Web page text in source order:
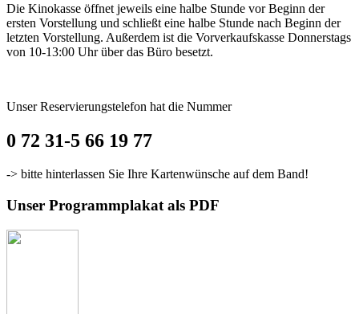
Die Kinokasse öffnet jeweils eine halbe Stunde vor Beginn der
ersten Vorstellung und schließt eine halbe Stunde nach Beginn der
letzten Vorstellung. Außerdem ist die Vorverkaufskasse Donnerstags
von 10-13:00 Uhr über das Büro besetzt.
Unser Reservierungstelefon hat die Nummer
0 72 31-5 66 19 77
-> bitte hinterlassen Sie Ihre Kartenwünsche auf dem Band!
Unser Programmplakat als PDF